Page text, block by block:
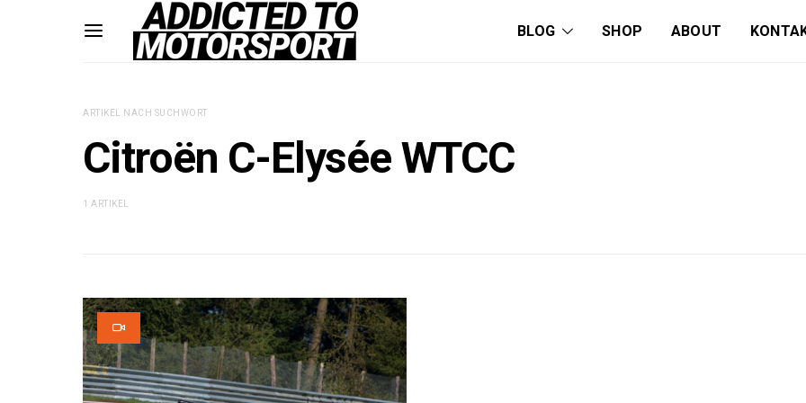
BLOG SHOP ABOUT
ARTIKEL NACH SUCHWORT
Citroën C-Elysée WTCC
1 ARTIKEL